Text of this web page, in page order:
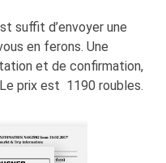
suffit d’envoyer une
en ferons. Une
et de confirmation,
prix est 1190 roubles.